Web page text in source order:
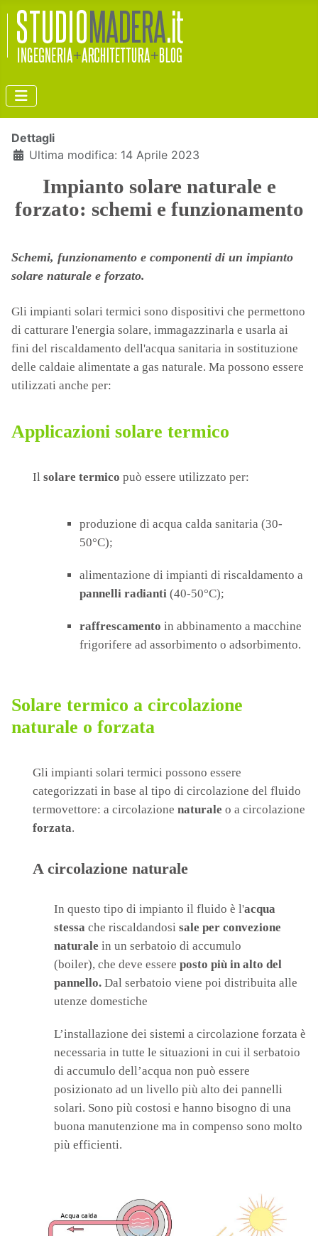
Dettagli
Ultima modifica: 14 Aprile 2023
Impianto solare naturale e
forzato: schemi e funzionamento
Schemi, funzionamento e componenti di un impianto
solare naturale e forzato.
Gli impianti solari termici sono dispositivi che permettono
di catturare l'energia solare, immagazzinarla e usarla ai
fini del riscaldamento dell'acqua sanitaria in sostituzione
delle caldaie alimentate a gas naturale. Ma possono essere
utilizzati anche per:
Applicazioni solare termico
Il solare termico può essere utilizzato per:
produzione di acqua calda sanitaria (30-
50°C);
alimentazione di impianti di riscaldamento a
pannelli radianti (40-50°C);
raffrescamento in abbinamento a macchine
frigorifere ad assorbimento o adsorbimento.
Solare termico a circolazione
naturale o forzata
Gli impianti solari termici possono essere
categorizzati in base al tipo di circolazione del fluido
termovettore: a circolazione naturale o a circolazione
forzata.
A circolazione naturale
In questo tipo di impianto il fluido è l'acqua
stessa che riscaldandosi sale per convezione
naturale in un serbatoio di accumulo
(boiler), che deve essere posto più in alto del
pannello. Dal serbatoio viene poi distribuita alle
utenze domestiche
L’installazione dei sistemi a circolazione forzata è
necessaria in tutte le situazioni in cui il serbatoio
di accumulo dell’acqua non può essere
posizionato ad un livello più alto dei pannelli
solari. Sono più costosi e hanno bisogno di una
buona manutenzione ma in compenso sono molto
più efficienti.